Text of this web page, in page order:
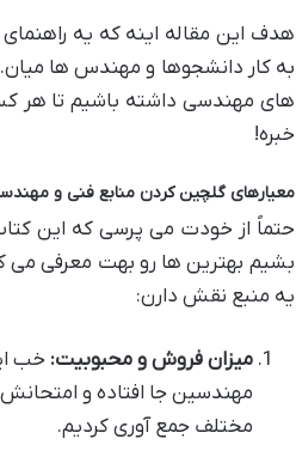
هدف این مقاله اینه که یه
به کار دانشجوها و مهندس ها
های مهندسی داشته باشیم تا هر
خبره!
معیارهای گلچین کردن منابع فنی و
حتماً از خودت می پرسی که این
بشیم بهترین ها رو بهت معرفی می
یه منبع نقش دارن:
میزان فروش و محبوبیت: خب
مهندسین جا افتاده و
مختلف جمع آوری کردیم.